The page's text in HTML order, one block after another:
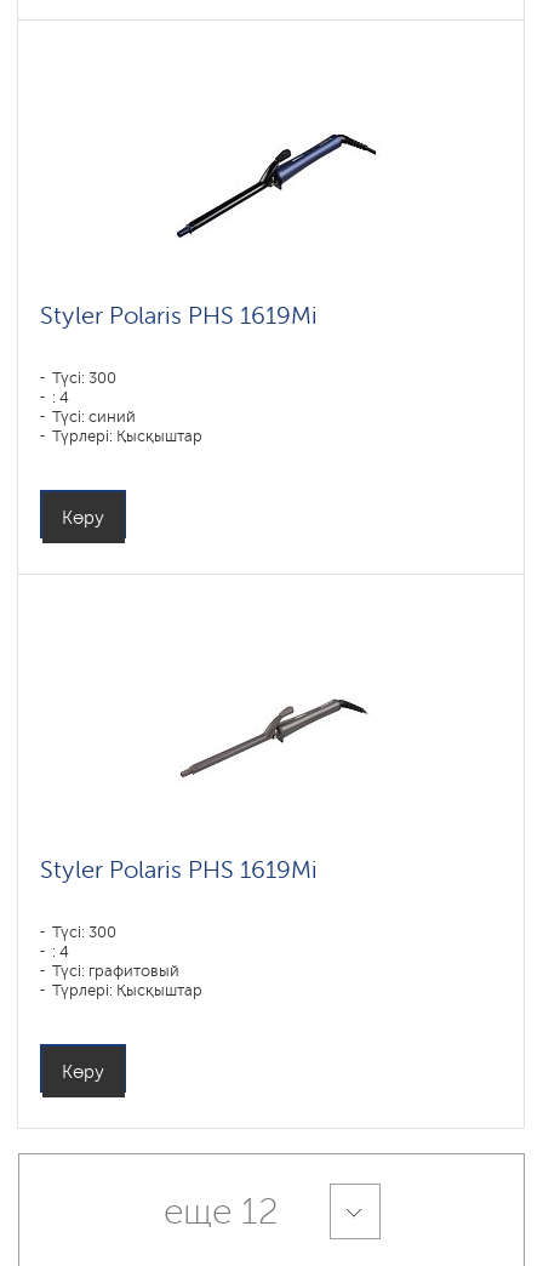
Styler Polaris PHS 1619Mi
Түсі: 300
: 4
Түсі: синий
Түрлері: Қысқыштар
Көру
Styler Polaris PHS 1619Mi
Түсі: 300
: 4
Түсі: графитовый
Түрлері: Қысқыштар
Көру
еще 12